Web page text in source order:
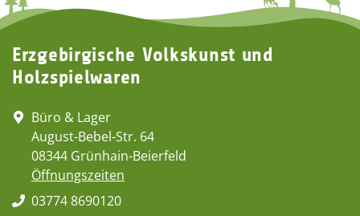
Erzgebirgische Volkskunst und
Holzspielwaren
Büro & Lager
August-Bebel-Str. 64
08344 Grünhain-Beierfeld
Öffnungszeiten
03774 8690120